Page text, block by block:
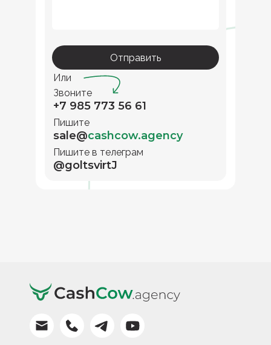
Отправить
Или
@goltsvirtJ
Пишите в телеграм
sale@cashcow.agency
Пишите
+7 985 773 56 61
Звоните